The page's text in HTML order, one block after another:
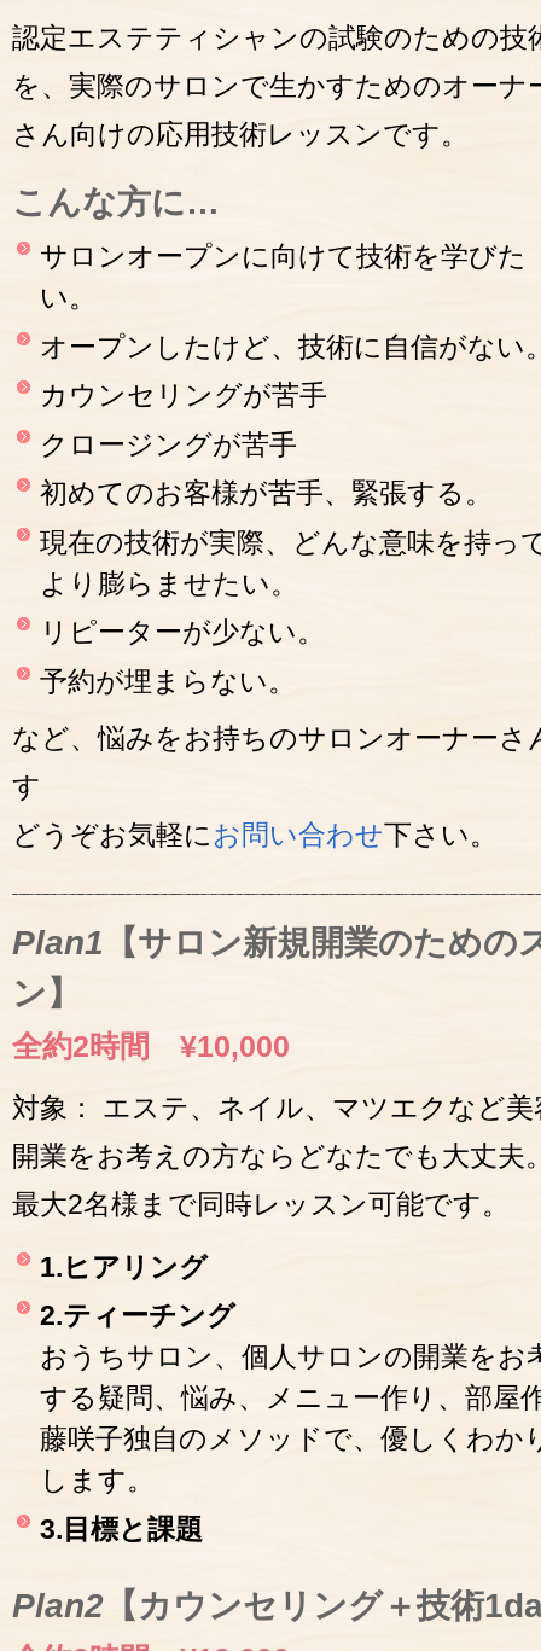
認定エステティシャンの試験のための技
を、実際のサロンで生かすためのオーナ
さん向けの応用技術レッスンです。
こんな方に…
サロンオープンに向けて技術を学びた
い。
オープンしたけど、技術に自信がない
カウンセリングが苦手
クロージングが苦手
初めてのお客様が苦手、緊張する。
現在の技術が実際、どんな意味を持っ
より膨らませたい。
リピーターが少ない。
予約が埋まらない。
など、悩みをお持ちのサロンオーナー
す
どうぞお気軽に お問い合わせ下さい。
Plan1 【サロン新規開業のため
ン】
全約2時間 ¥10,000
対象： エステ、ネイル、マツエクなど
開業をお考えの方ならどなたでも大丈夫
最大2名様まで同時レッスン可能です。
1.ヒアリング
2.ティーチング
おうちサロン、個人サロンの開業をお
する疑問、悩み、メニュー作り、部屋
藤咲子独自のメソッドで、優しくわか
します。
3.目標と課題
Plan2 【カウンセリング＋技術